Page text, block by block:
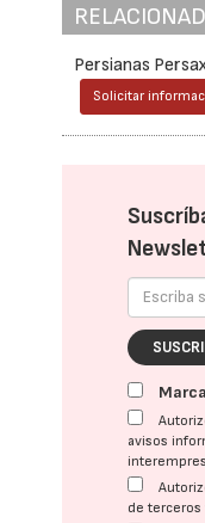
Persianas
Solicitar
avisos
de